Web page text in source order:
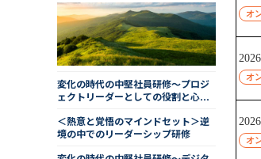
修（２日間）
変化の時代の中堅社員研修～プロジ
ェクトリーダーとしての役割と心構
＜熱意と覚悟のマインドセット＞逆
境の中でのリーダーシップ研修